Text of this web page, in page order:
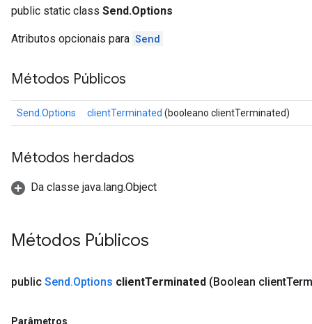
public static class Send.Options
Atributos opcionais para Send
Métodos Públicos
Send.Options clientTerminated (booleano clientTerminated)
Métodos herdados
Da classe java.lang.Object
Métodos Públicos
public Send.Options clientTerminated (Boolean client
Parâmetros